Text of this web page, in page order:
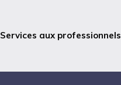
Services aux professionnels